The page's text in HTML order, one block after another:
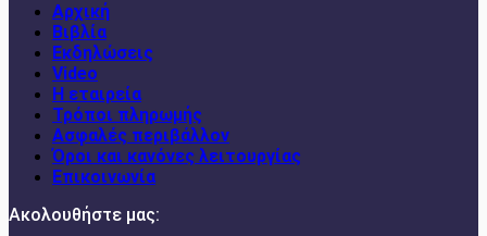
Αρχική
Βιβλία
Εκδηλώσεις
Video
Η εταιρεία
Τρόποι πληρωμής
Ασφαλές περιβάλλον
Όροι και κανόνες λειτουργίας
Επικοινωνία
Ακολουθήστε μας: